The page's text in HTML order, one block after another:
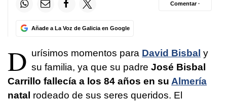
Añade a La Voz de Galicia en Google
Comentar ·
D urísimos momentos para David Bisbal y
su familia, ya que su padre José Bisbal
Carrillo fallecía a los 84 años en su Almería
natal rodeado de sus seres queridos. El